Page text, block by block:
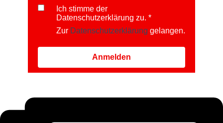
Ich stimme der
Datenschutzerklärung zu.
Zur Datenschutzerklärung gelangen.
Anmelden